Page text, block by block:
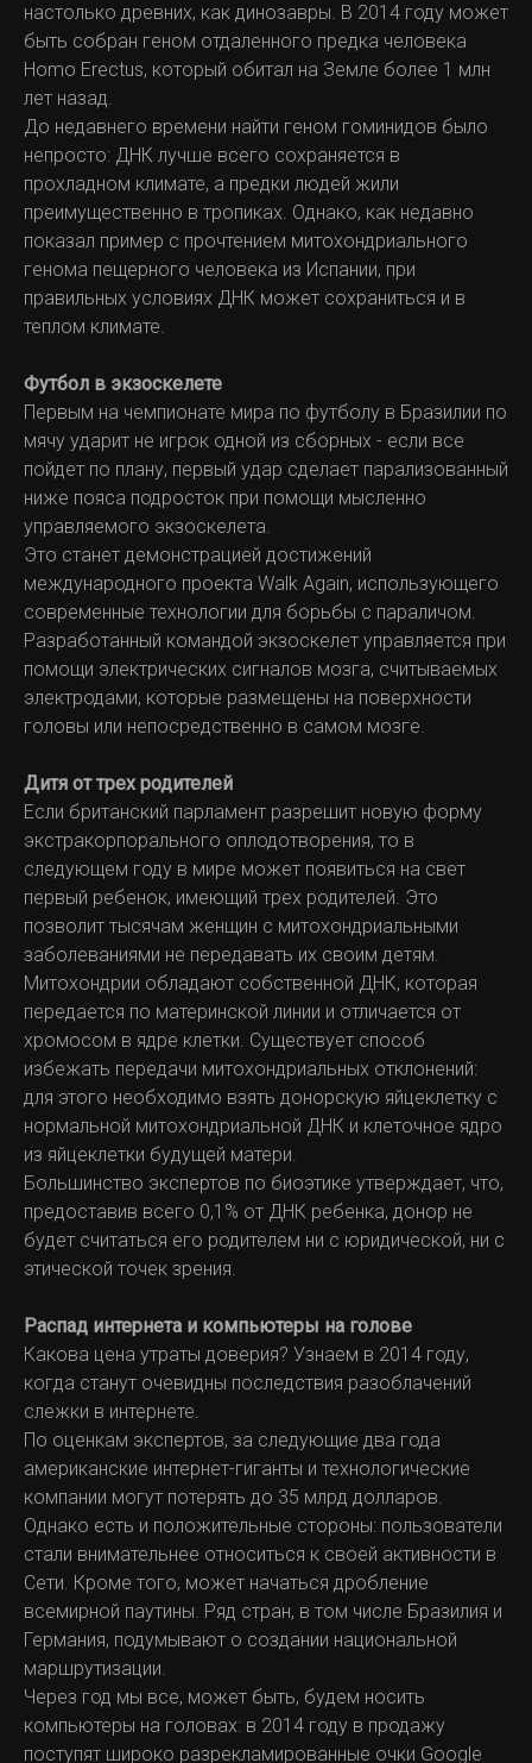
настолько древних, как динозавры. В 2014 году может
быть собран геном отдаленного предка человека
Homo Erectus, который обитал на Земле более 1 млн
лет назад.
До недавнего времени найти геном гоминидов было
непросто: ДНК лучше всего сохраняется в
прохладном климате, а предки людей жили
преимущественно в тропиках. Однако, как недавно
показал пример с прочтением митохондриального
генома пещерного человека из Испании, при
правильных условиях ДНК может сохраниться и в
теплом климате.
Футбол в экзоскелете
Первым на чемпионате мира по футболу в Бразилии по
мячу ударит не игрок одной из сборных - если все
пойдет по плану, первый удар сделает парализованный
ниже пояса подросток при помощи мысленно
управляемого экзоскелета.
Это станет демонстрацией достижений
международного проекта Walk Again, использующего
современные технологии для борьбы с параличом.
Разработанный командой экзоскелет управляется при
помощи электрических сигналов мозга, считываемых
электродами, которые размещены на поверхности
головы или непосредственно в самом мозге.
Дитя от трех родителей
Если британский парламент разрешит новую форму
экстракорпорального оплодотворения, то в
следующем году в мире может появиться на свет
первый ребенок, имеющий трех родителей. Это
позволит тысячам женщин с митохондриальными
заболеваниями не передавать их своим детям.
Митохондрии обладают собственной ДНК, которая
передается по материнской линии и отличается от
хромосом в ядре клетки. Существует способ
избежать передачи митохондриальных отклонений:
для этого необходимо взять донорскую яйцеклетку с
нормальной митохондриальной ДНК и клеточное ядро
из яйцеклетки будущей матери.
Большинство экспертов по биоэтике утверждает, что,
предоставив всего 0,1% от ДНК ребенка, донор не
будет считаться его родителем ни с юридической, ни с
этической точек зрения.
Распад интернета и компьютеры на голове
Какова цена утраты доверия? Узнаем в 2014 году,
когда станут очевидны последствия разоблачений
слежки в интернете.
По оценкам экспертов, за следующие два года
американские интернет-гиганты и технологические
компании могут потерять до 35 млрд долларов.
Однако есть и положительные стороны: пользователи
стали внимательнее относиться к своей активности в
Сети. Кроме того, может начаться дробление
всемирной паутины. Ряд стран, в том числе Бразилия и
Германия, подумывают о создании национальной
маршрутизации.
Через год мы все, может быть, будем носить
компьютеры на головах: в 2014 году в продажу
поступят широко разрекламированные очки Google